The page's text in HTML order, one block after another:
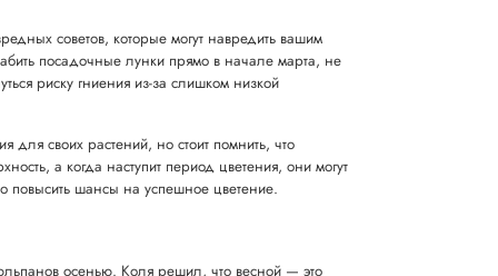
советов, которые могут навредить вашим
посадочные лунки прямо в начале марта, не
риску гниения из-за слишком низкой
своих растений, но стоит помнить, что
а когда наступит период цветения, они могут
повысить шансы на успешное цветение.
осенью. Коля решил, что весной — это